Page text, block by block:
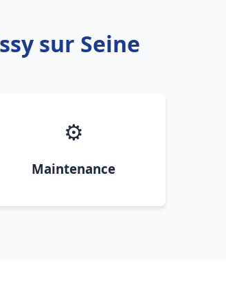
sur Seine
⚙️
Maintenance